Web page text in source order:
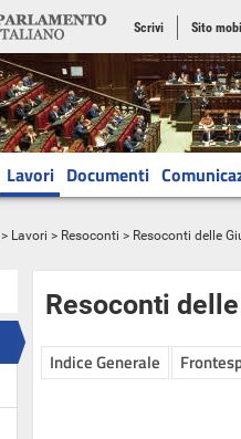
Scrivi Sito
Lavori Documenti
> Lavori > Resoconti > Resoconti delle
Resoconti
Indice Generale